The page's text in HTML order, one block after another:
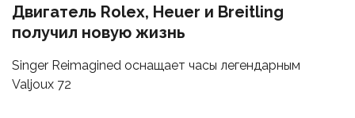
Двигатель Rolex, Heuer и Breitling
получил новую жизнь
Singer Reimagined оснащает часы легендарным
Valjoux 72